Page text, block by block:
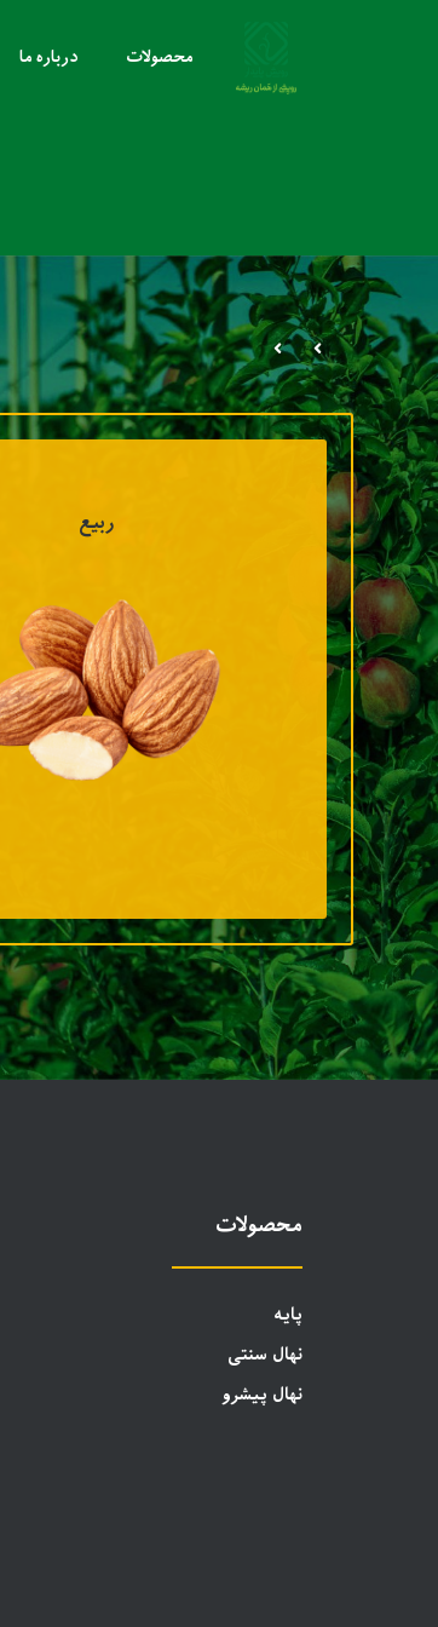
محصولات درباره ما
ربیع
محصولات
پایه
نهال سنتی
نهال پیشرو